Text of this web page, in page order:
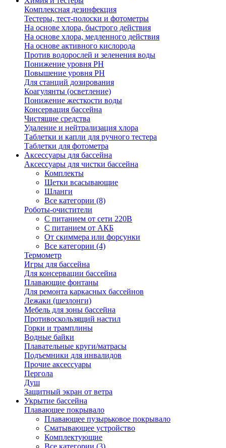
Комплексная дезинфекция
Тестеры, тест-полоски и фотометры
На основе хлора, быстрого действия
На основе хлора, медленного действия
На основе активного кислорода
Против водорослей и зеленения воды
Понижение уровня РН
Повышение уровня РН
Для станций дозирования
Коагулянты (осветление)
Понижение жесткости воды
Консервация бассейна
Чистящие средства
Удаление и нейтрализация хлора
Таблетки и капли для ручного тестера
Таблетки для фотометра
Аксессуары для бассейна
Аксессуары для чистки бассейна
Комплекты
Щетки всасывающие
Шланги
Все категории (8)
Роботы-очистители
С питанием от сети 220В
С питанием от АКБ
От скиммера или форсунки
Все категории (4)
Термометр
Игры для бассейна
Для консервации бассейна
Плавающие фонтаны
Для ремонта каркасных бассейнов
Лежаки (шезлонги)
Мебель для зоны бассейна
Противоскользящий настил
Горки и трамплины
Водные байки
Плавательные круги/матрасы
Подъемники для инвалидов
Прочие аксессуары
Пергола
Душ
Защитный экран от ветра
Укрытие бассейна
Плавающее покрывало
Плавающее пузырьковое покрывало
Сматывающее устройство
Комплектующие
Все категории (3)